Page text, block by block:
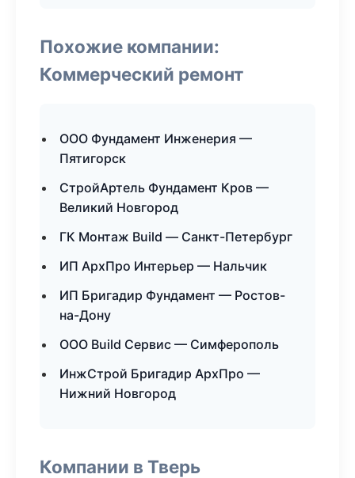
Похожие компании:
Коммерческий ремонт
ООО Фундамент Инженерия —
Пятигорск
СтройАртель Фундамент Кров —
Великий Новгород
ГК Монтаж Build — Санкт-Петербург
ИП АрхПро Интерьер — Нальчик
ИП Бригадир Фундамент — Ростов-
на-Дону
ООО Build Сервис — Симферополь
ИнжСтрой Бригадир АрхПро —
Нижний Новгород
Компании в Тверь